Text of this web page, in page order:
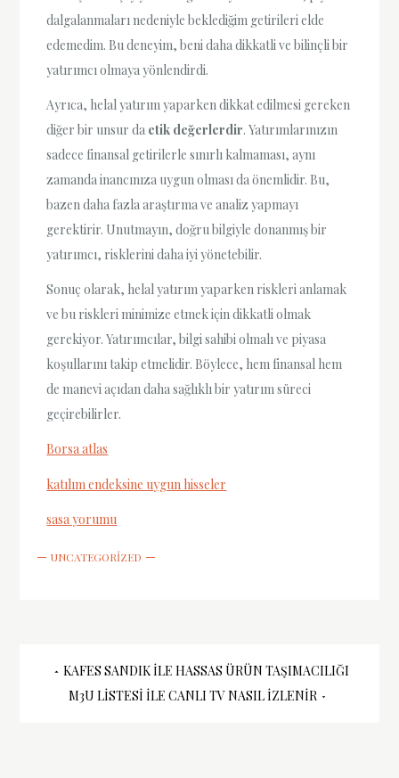
dalgalanmaları nedeniyle beklediğim getirileri elde
edemedim. Bu deneyim, beni daha dikkatli ve bilinçli bir
yatırımcı olmaya yönlendirdi.
Ayrıca, helal yatırım yaparken dikkat edilmesi gereken
diğer bir unsur da etik değerlerdir. Yatırımlarınızın
sadece finansal getirilerle sınırlı kalmaması, aynı
zamanda inancınıza uygun olması da önemlidir. Bu,
bazen daha fazla araştırma ve analiz yapmayı
gerektirir. Unutmayın, doğru bilgiyle donanmış bir
yatırımcı, risklerini daha iyi yönetebilir.
Sonuç olarak, helal yatırım yaparken riskleri anlamak
ve bu riskleri minimize etmek için dikkatli olmak
gerekiyor. Yatırımcılar, bilgi sahibi olmalı ve piyasa
koşullarını takip etmelidir. Böylece, hem finansal hem
de manevi açıdan daha sağlıklı bir yatırım süreci
geçirebilirler.
Borsa atlas
katılım endeksine uygun hisseler
sasa yorumu
UNCATEGORIZED
Yazı
KAFES SANDIK ILE HASSAS ÜRÜN TAŞIMACILIĞI
M3U LISTESI İLE CANLI TV NASIL İZLENIR